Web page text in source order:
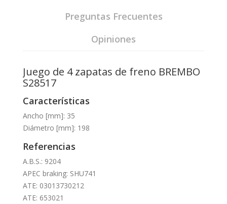
Preguntas Frecuentes
Opiniones
Juego de 4 zapatas de freno BREMBO
S28517
Características
Ancho [mm]: 35
Diámetro [mm]: 198
Referencias
A.B.S.: 9204
APEC braking: SHU741
ATE: 03013730212
ATE: 653021